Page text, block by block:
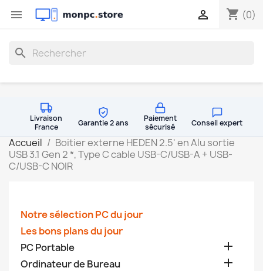
 shopping_cart (0)

search
Livraison
France
Garantie 2 ans
Paiement
sécurisé
Conseil expert
Accueil
Boitier externe HEDEN 2.5' en Alu sortie
USB 3.1 Gen 2 *, Type C cable USB-C/USB-A + USB-
C/USB-C NOIR
Notre sélection PC du jour
Les bons plans du jour
PC Portable

Ordinateur de Bureau 